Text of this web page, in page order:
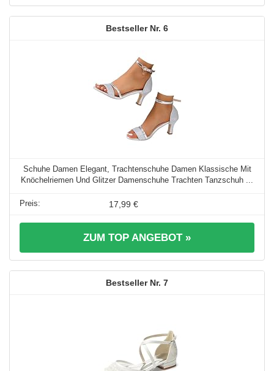
6
Schuhe Damen Elegant, Trachtenschuhe Damen Klassische Mit
Knöchelriemen Und Glitzer Damenschuhe Trachten Tanzschuh ...
17,99 €
ZUM TOP ANGEBOT »
7